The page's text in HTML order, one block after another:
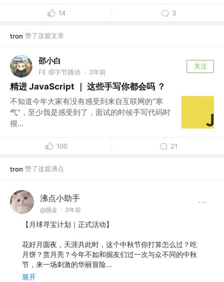
14 3
tron 赞了这篇文章
邵小白
FE @字节跳动 · 3年前
关注
精进 JavaScript ｜ 这些手写你都会吗 ？
不知道今年大家有没有感受到来自互联网的“寒
气”，至少我是感受到了，面试的时候手写代码时
很...
100 21
tron 赞了这篇沸点
沸点小助手
@掘金 · 3年前
【月球寻宝计划｜正式活动】
花好月圆夜，天涯共此时，这个中秋节你打算怎么过？吃
月饼？赏月亮？今年不如和掘友们过一次与众不同的中秋
节，来一场刺激的华丽冒险…
展开